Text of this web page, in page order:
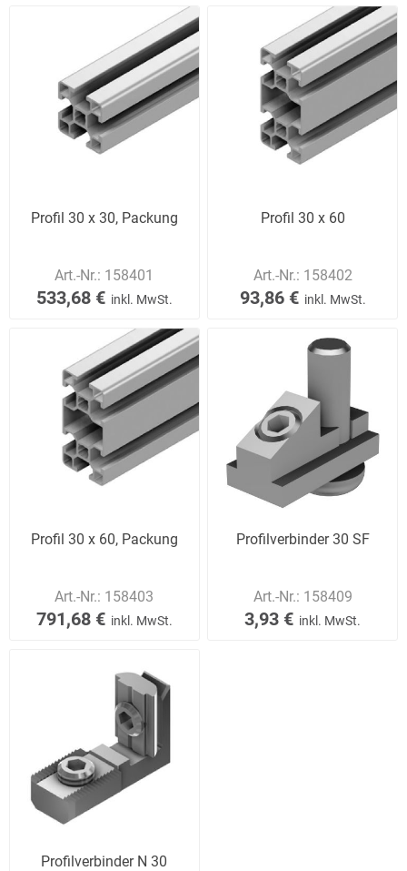
Profil 30 x 30, Packung
Art.-Nr.: 158401
533,68 € inkl. MwSt.
Profil 30 x 60
Art.-Nr.: 158402
93,86 € inkl. MwSt.
Profil 30 x 60, Packung
Art.-Nr.: 158403
791,68 € inkl. MwSt.
Profilverbinder 30 SF
Art.-Nr.: 158409
3,93 € inkl. MwSt.
Profilverbinder N 30